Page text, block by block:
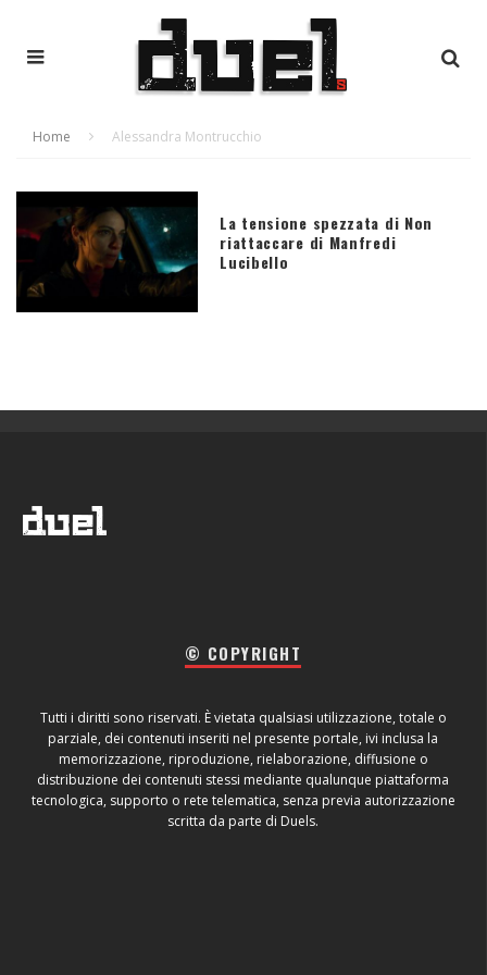
Home Alessandra Montrucchio
La tensione spezzata di Non
riattaccare di Manfredi
Lucibello
© COPYRIGHT
Tutti i diritti sono riservati. È vietata qualsiasi utilizzazione, totale o
parziale, dei contenuti inseriti nel presente portale, ivi inclusa la
memorizzazione, riproduzione, rielaborazione, diffusione o
distribuzione dei contenuti stessi mediante qualunque piattaforma
tecnologica, supporto o rete telematica, senza previa autorizzazione
scritta da parte di Duels.